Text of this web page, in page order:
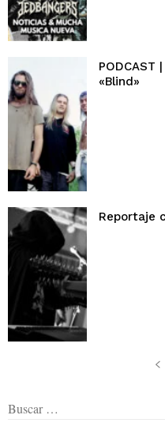
PODCAST
«Blind»
Reportaje
Buscar: